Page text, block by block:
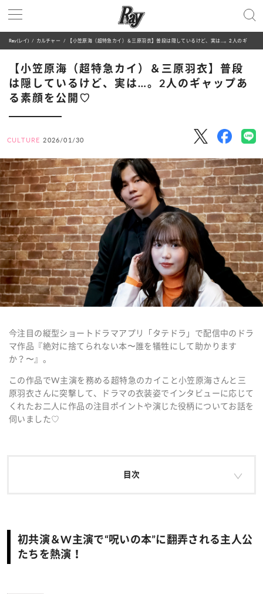
Ray(レイ) カルチャー 【小笠原海（超特急カイ）＆三原羽衣】普段は隠しているけど、実は…。2人のギャップある素顔を公開♡
【小笠原海（超特急カイ）＆三原羽衣】普段
は隠しているけど、実は…。2人のギャップあ
る素顔を公開♡
CULTURE 2026/01/30
今注目の縦型ショートドラマアプリ「タテドラ」で配信中のドラ
マ作品『絶対に捨てられない本〜誰を犠牲にして助かります
か？〜』。
この作品でW主演を務める超特急のカイこと小笠原海さんと三
原羽衣さんに突撃して、ドラマの衣装姿でインタビューに応じて
くれたお二人に作品の注目ポイントや演じた役柄についてお話を
伺いました♡
目次
初共演＆W主演で“呪いの本”に翻弄される主人公
たちを熱演！